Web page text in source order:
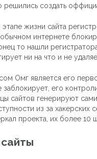
создать
жизни сайта
интернете
то нашли
ни на что и не
Омг является его
его
сайтов генерируют
из за
проекта, их более